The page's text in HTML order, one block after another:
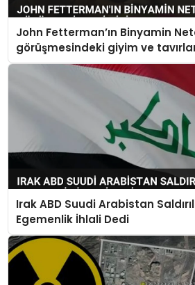
John Fetterman’ın Binyamin
görüşmesindeki giyim ve
Irak ABD Suudi Arabistan
Egemenlik İhlali Dedi